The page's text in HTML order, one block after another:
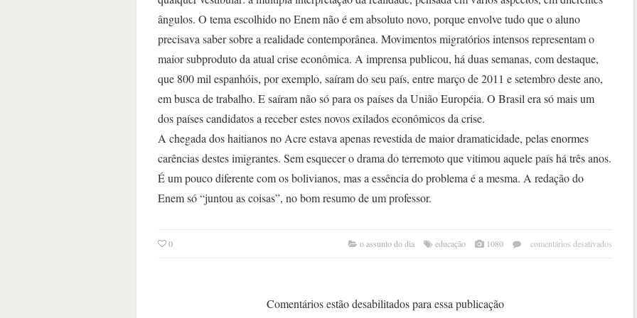
ângulos. O tema escolhido no Enem não é em absoluto novo, porque envolve tudo que o aluno
precisava saber sobre a realidade contemporânea. Movimentos migratórios intensos representam o
maior subproduto da atual crise econômica. A imprensa publicou, há duas semanas, com destaque,
que 800 mil espanhóis, por exemplo, saíram do seu país, entre março de 2011 e setembro deste ano,
em busca de trabalho. E saíram não só para os países da União Européia. O Brasil era só mais um
dos países candidatos a receber estes novos exilados econômicos da crise.
A chegada dos haitianos no Acre estava apenas revestida de maior dramaticidade, pelas enormes
carências destes imigrantes. Sem esquecer o drama do terremoto que vitimou aquele país há três anos.
É um pouco diferente com os bolivianos, mas a essência do problema é a mesma. A redação do
Enem só “juntou as coisas”, no bom resumo de um professor.
0 o assunto do dia educação 1080 comentários desativados
Comentários estão desabilitados para essa publicação